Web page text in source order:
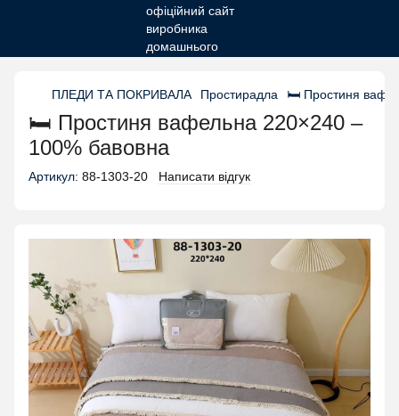
ПЛЕДИ ТА ПОКРИВАЛА Простирадла 🛏 Простиня
🛏 Простиня вафельна 220×240 –
100% бавовна
Артикул: 88-1303-20 Написати відгук